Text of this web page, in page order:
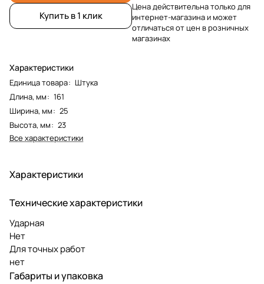
Купить в 1 клик
Характеристики
Единица товара: Штука
Длина, мм: 161
Ширина, мм: 25
Высота, мм: 23
Все характеристики
Цена действительна только для
интернет-магазина и может
отличаться от цен в розничных
магазинах
Характеристики
Технические характеристики
Ударная
Нет
Для точных работ
нет
Габариты и упаковка